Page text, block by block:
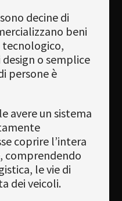
decine di
beni
tecnologico,
o semplice
persone è
avere un sistema
coprire l’intera
comprendendo
le vie di
dei veicoli.